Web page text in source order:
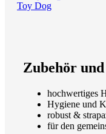
Toy Dog
Zubehör
hochwertiges
Hygiene und
robust &
für den